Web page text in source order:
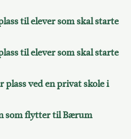
til elever som skal starte
til elever som skal starte
plass ved en privat skole i
som flytter til Bærum